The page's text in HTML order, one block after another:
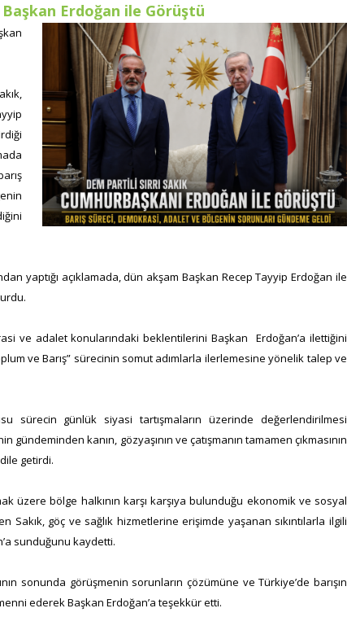
Başkan Erdoğan ile Görüştü
yaptığı açıklamada, dün akşam Başkan Recep Tayyip Erdoğan ile
ve adalet konularındaki beklentilerini Başkan Erdoğan’a ilettiğini
ve Barış” sürecinin somut adımlarla ilerlemesine yönelik talep ve
sürecin günlük siyasi tartışmaların üzerinde değerlendirilmesi
gündeminden kanın, gözyaşının ve çatışmanın tamamen çıkmasının
getirdi.
üzere bölge halkının karşı karşıya bulunduğu ekonomik ve sosyal
Sakık, göç ve sağlık hizmetlerine erişimde yaşanan sıkıntılarla ilgili
sunduğunu kaydetti.
sonunda görüşmenin sorunların çözümüne ve Türkiye’de barışın
ederek Başkan Erdoğan’a teşekkür etti.